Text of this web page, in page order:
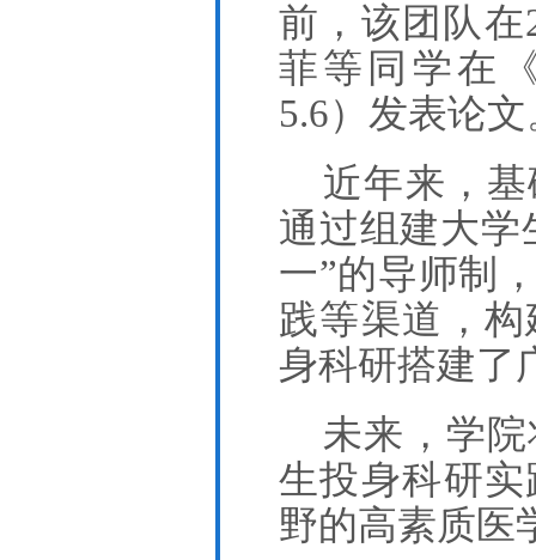
前，该团队在
菲等同学在
5.6）发表论文
近年来，
通过组建大学
一”的导师制
践等渠道，
身科研搭建了
未来，学
生投身科研
野的高素质医